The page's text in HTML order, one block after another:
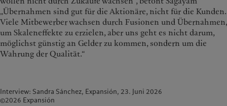
„Übernahmen sind gut für die Aktionäre, nicht für die Kunden.
Viele Mitbewerber wachsen durch Fusionen und Übernahmen,
um Skaleneffekte zu erzielen, aber uns geht es nicht darum,
möglichst günstig an Gelder zu kommen, sondern um die
Wahrung der Qualität.“
Interview: Sandra Sánchez, Expansión, 23. Juni 2026
©2026 Expansión